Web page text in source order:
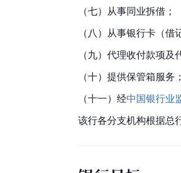
（七）从事同业拆借；
（八）从事银行卡（借
（九）代理收付款项及
（十）提供保管箱服务
（十一）经中国银行业
该行各分支机构根据总